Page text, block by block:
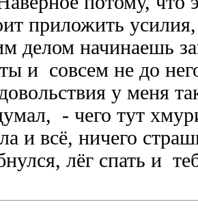
приложить
делом начинаешь
и совсем не до
у меня
- чего тут
и всё, ничего
лёг спать и